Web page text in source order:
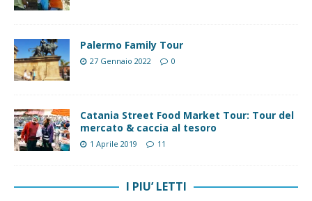
Palermo Family Tour
27 Gennaio 2022 0
Catania Street Food Market Tour: Tour del
mercato & caccia al tesoro
1 Aprile 2019 11
I PIU’ LETTI